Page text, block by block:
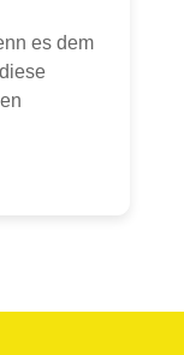
es dem
in